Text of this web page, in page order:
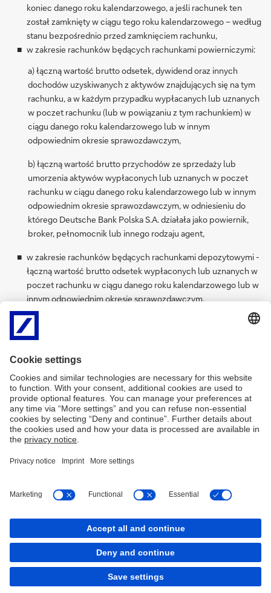
koniec danego roku kalendarzowego, a jeśli rachunek ten
został zamknięty w ciągu tego roku kalendarzowego – według
stanu bezpośrednio przed zamknięciem rachunku,
w zakresie rachunków będących rachunkami powierniczymi:
a) łączną wartość brutto odsetek, dywidend oraz innych
dochodów uzyskiwanych z aktywów znajdujących się na tym
rachunku, a w każdym przypadku wypłacanych lub uznanych
w poczet rachunku (lub w powiązaniu z tym rachunkiem) w
ciągu danego roku kalendarzowego lub w innym
odpowiednim okresie sprawozdawczym,
b) łączną wartość brutto przychodów ze sprzedaży lub
umorzenia aktywów wypłaconych lub uznanych w poczet
rachunku w ciągu danego roku kalendarzowego lub w innym
odpowiednim okresie sprawozdawczym, w odniesieniu do
którego Deutsche Bank Polska S.A. działała jako powiernik,
broker, pełnomocnik lub innego rodzaju agent,
w zakresie rachunków będących rachunkami depozytowymi -
łączną wartość brutto odsetek wypłaconych lub uznanych w
poczet rachunku w ciągu danego roku kalendarzowego lub w
innym odpowiednim okresie sprawozdawczym,
w przypadku innych rachunków wyżej niewymienionych -
łączną wartość brutto wypłacaną lub uznaną w poczet
rachunku w ciągu roku kalendarzowego lub w innym
odpowiednim okresie sprawozdawczym, w odniesieniu do
którego Deutsche Bank Polska S.A. jest podmiotem
zobowiązanym lub dłużnikiem, w tym łączną wartość
wszelkich kwot umorzeń dokonywanych na rzecz posiadacza
rachunku w ciągu roku kalendarzowego lub w innym
odpowiednim okresie sprawozdawczym.
Imprint Nota prawna
Polityka plików
Mapa serwisu
Cookies
back to top
Copyright © 2026 Deutsche Bank AG, Frankfurt am